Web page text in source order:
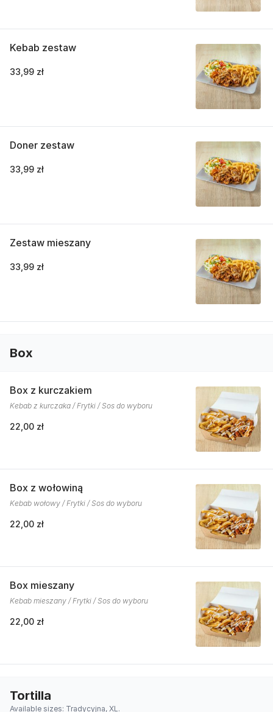
Kebab zestaw
33,99 zł
Doner zestaw
33,99 zł
Zestaw mieszany
33,99 zł
Box
Box z kurczakiem
Kebab z kurczaka / Frytki / Sos do wyboru
22,00 zł
Box z wołowiną
Kebab wołowy / Frytki / Sos do wyboru
22,00 zł
Box mieszany
Kebab mieszany / Frytki / Sos do wyboru
22,00 zł
Tortilla
Available sizes: Tradycyjna, XL.